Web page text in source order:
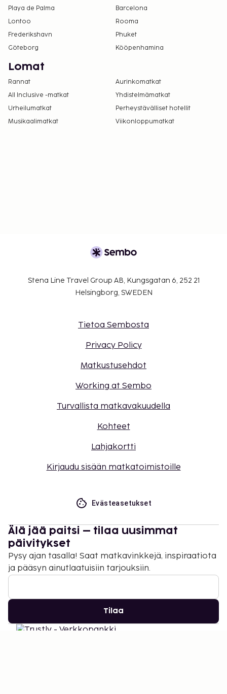
Playa de Palma
Barcelona
Lontoo
Rooma
Frederikshavn
Phuket
Göteborg
Kööpenhamina
Lomat
Rannat
Aurinkomatkat
All Inclusive -matkat
Yhdistelmämatkat
Urheilumatkat
Perheystävälliset hotellit
Musikaalimatkat
Viikonloppumatkat
Stena Line Travel Group AB, Kungsgatan 6, 252 21
Helsingborg, SWEDEN
Tietoa Sembosta
Privacy Policy
Matkustusehdot
Working at Sembo
Turvallista matkavakuudella
Kohteet
Lahjakortti
Kirjaudu sisään matkatoimistoille
Evästeasetukset
Älä jää paitsi – tilaa uusimmat
päivitykset
Pysy ajan tasalla! Saat matkavinkkejä, inspiraatiota
ja pääsyn ainutlaatuisiin tarjouksiin.
Tilaa